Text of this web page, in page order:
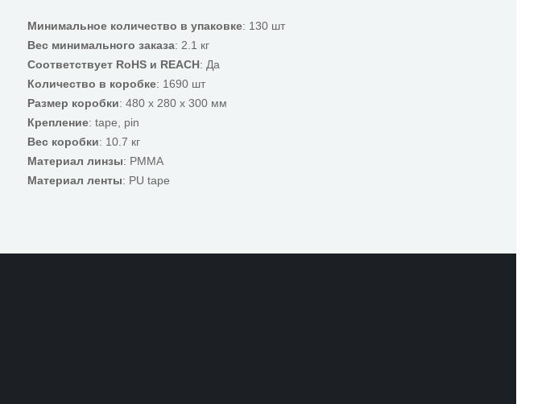
Минимальное количество в упаковке: 130 шт
Вес минимального заказа: 2.1 кг
Соответствует RoHS и REACH: Да
Количество в коробке: 1690 шт
Размер коробки: 480 x 280 x 300 мм
Крепление: tape, pin
Вес коробки: 10.7 кг
Материал линзы: PMMA
Материал ленты: PU tape